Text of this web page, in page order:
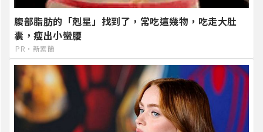
腹部脂肪的「剋星」找到了，常吃這幾物，吃走大肚
囊，瘦出小蠻腰
PR・新素簡